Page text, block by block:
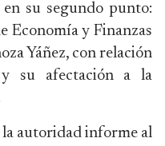
su segundo punto:
Economía y Finanzas
Yáñez, con relación
su afectación a la
la autoridad informe al